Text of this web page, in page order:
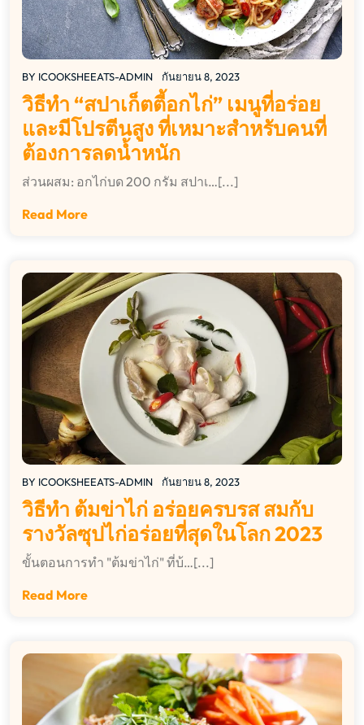
BY ICOOKSHEEATS-ADMIN กันยายน 8, 2023
วิธีทำ “สปาเก็ตตี้อกไก่” เมนูที่อร่อย
และมีโปรตีนสูง ที่เหมาะสำหรับคนที่
ต้องการลดน้ำหนัก
ส่วนผสม: อกไก่บด 200 กรัม สปาเ…[...]
Read More
BY ICOOKSHEEATS-ADMIN กันยายน 8, 2023
วิธีทำ ต้มข่าไก่ อร่อยครบรส สมกับ
รางวัลซุปไก่อร่อยที่สุดในโลก 2023
ขั้นตอนการทำ "ต้มข่าไก่" ที่บ้…[...]
Read More